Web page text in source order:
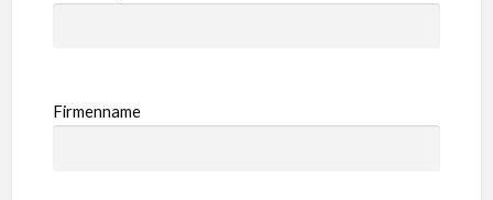
Firmenname